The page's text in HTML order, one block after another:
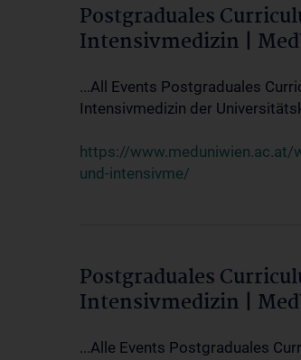
Postgraduales
Intensivmedizin |
...All Events Postgraduales
Intensivmedizin der
https://
und-intensivme/
Postgraduales
Intensivmedizin |
...Alle Events Postgraduales